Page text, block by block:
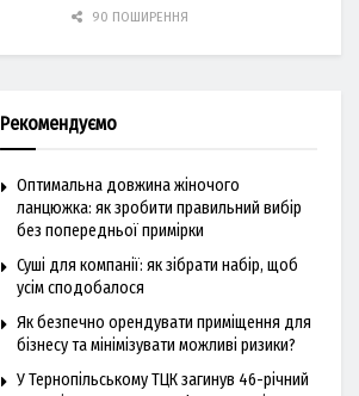
90 ПОШИРЕННЯ
Рекомендуємо
Оптимальна довжина жіночого
ланцюжка: як зробити правильний вибір
без попередньої примірки
Суші для компанії: як зібрати набір, щоб
усім сподобалося
Як безпечно орендувати приміщення для
бізнесу та мінімізувати можливі ризики?
У Тернопільському ТЦК загинув 46-річний